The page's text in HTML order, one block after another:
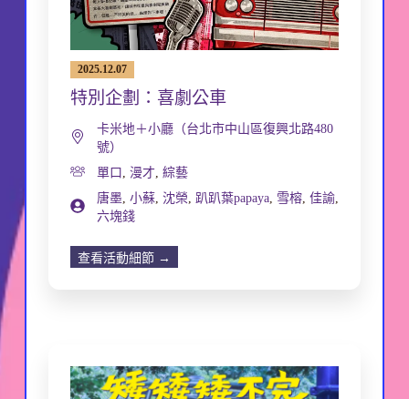
2025.12.07
特別企劃：喜劇公車
卡米地＋小廳（台北市中山區復興北路480
號）
單口
漫才, 綜藝
唐墨, 小蘇, 沈榮 趴趴葉papaya, 雪榕, 佳諭,
六塊錢
查看活動細節 →